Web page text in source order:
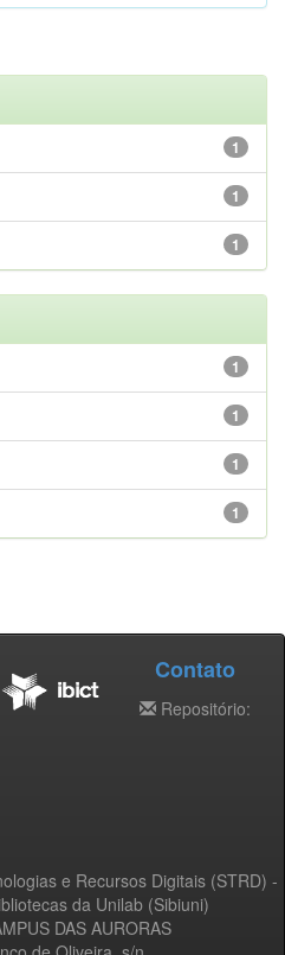
1
1
1
1
1
1
1
e Recursos Digitais (STRD) -
da Unilab (Sibiuni)
DAS AURORAS
Contato
Repositório: